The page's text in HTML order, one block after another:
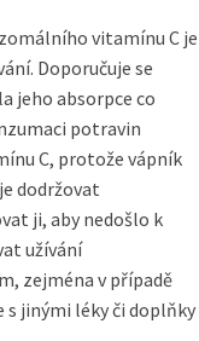
vitamínu C je
Doporučuje se
jeho absorpce co
potravin
C, protože vápník
dodržovat
ji, aby nedošlo k
užívání
zejména v případě
s jinými léky či doplňky